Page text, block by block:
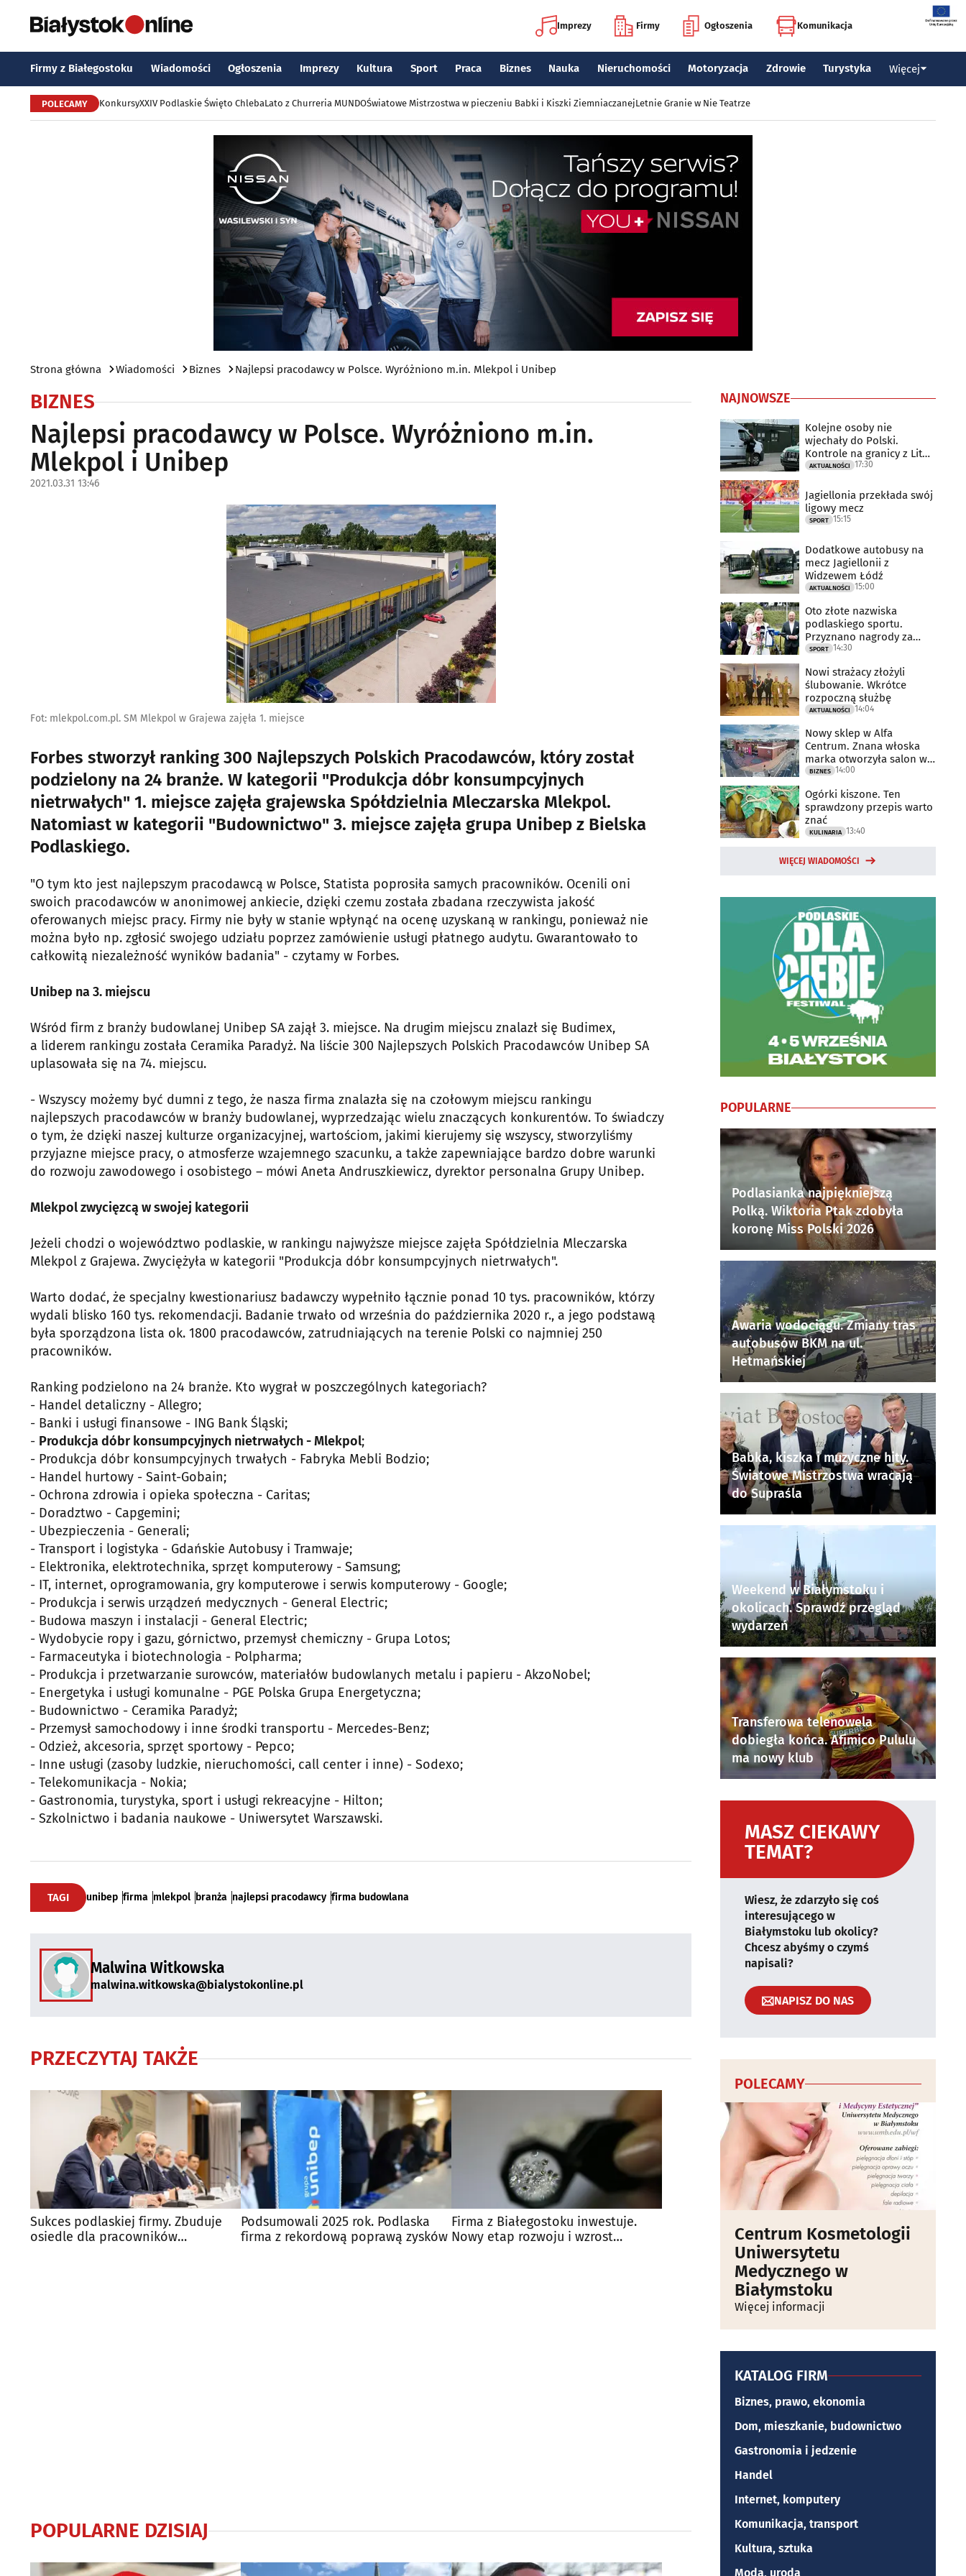
Imprezy Firmy Ogłoszenia Komunikacja
Firmy z Białegostoku Wiadomości Ogłoszenia Imprezy Kultura Sport Praca Biznes Nauka Nieruchomości Motoryzacja Zdrowie Turystyka Więcej
POLECAMY KonkursyXXIV Podlaskie Święto ChlebaLato z Churreria MUNDOŚwiatowe Mistrzostwa w pieczeniu Babki i Kiszki ZiemniaczanejLetnie Granie w Nie Teatrze
Strona główna Wiadomości Biznes Najlepsi pracodawcy w Polsce. Wyróżniono m.in. Mlekpol i Unibep
BIZNES
Najlepsi pracodawcy w Polsce. Wyróżniono m.in.
Mlekpol i Unibep
2021.03.31 13:46
Fot: mlekpol.com.pl. SM Mlekpol w Grajewa zajęła 1. miejsce
Forbes stworzył ranking 300 Najlepszych Polskich Pracodawców, który został
podzielony na 24 branże. W kategorii "Produkcja dóbr konsumpcyjnych
nietrwałych" 1. miejsce zajęła grajewska Spółdzielnia Mleczarska Mlekpol.
Natomiast w kategorii "Budownictwo" 3. miejsce zajęła grupa Unibep z Bielska
Podlaskiego.
"O tym kto jest najlepszym pracodawcą w Polsce, Statista poprosiła samych pracowników. Ocenili oni
swoich pracodawców w anonimowej ankiecie, dzięki czemu została zbadana rzeczywista jakość
oferowanych miejsc pracy. Firmy nie były w stanie wpłynąć na ocenę uzyskaną w rankingu, ponieważ nie
można było np. zgłosić swojego udziału poprzez zamówienie usługi płatnego audytu. Gwarantowało to
całkowitą niezależność wyników badania" - czytamy w Forbes.
Unibep na 3. miejscu
Wśród firm z branży budowlanej Unibep SA zajął 3. miejsce. Na drugim miejscu znalazł się Budimex,
a liderem rankingu została Ceramika Paradyż. Na liście 300 Najlepszych Polskich Pracodawców Unibep SA
uplasowała się na 74. miejscu.
- Wszyscy możemy być dumni z tego, że nasza firma znalazła się na czołowym miejscu rankingu
najlepszych pracodawców w branży budowlanej, wyprzedzając wielu znaczących konkurentów. To świadczy
o tym, że dzięki naszej kulturze organizacyjnej, wartościom, jakimi kierujemy się wszyscy, stworzyliśmy
przyjazne miejsce pracy, o atmosferze wzajemnego szacunku, a także zapewniające bardzo dobre warunki
do rozwoju zawodowego i osobistego – mówi Aneta Andruszkiewicz, dyrektor personalna Grupy Unibep.
Mlekpol zwycięzcą w swojej kategorii
Jeżeli chodzi o województwo podlaskie, w rankingu najwyższe miejsce zajęła Spółdzielnia Mleczarska
Mlekpol z Grajewa. Zwyciężyła w kategorii "Produkcja dóbr konsumpcyjnych nietrwałych".
Warto dodać, że specjalny kwestionariusz badawczy wypełniło łącznie ponad 10 tys. pracowników, którzy
wydali blisko 160 tys. rekomendacji. Badanie trwało od września do października 2020 r., a jego podstawą
była sporządzona lista ok. 1800 pracodawców, zatrudniających na terenie Polski co najmniej 250
pracowników.
Ranking podzielono na 24 branże. Kto wygrał w poszczególnych kategoriach?
- Handel detaliczny - Allegro;
- Banki i usługi finansowe - ING Bank Śląski;
- Produkcja dóbr konsumpcyjnych nietrwałych - Mlekpol;
- Produkcja dóbr konsumpcyjnych trwałych - Fabryka Mebli Bodzio;
- Handel hurtowy - Saint-Gobain;
- Ochrona zdrowia i opieka społeczna - Caritas;
- Doradztwo - Capgemini;
- Ubezpieczenia - Generali;
- Transport i logistyka - Gdańskie Autobusy i Tramwaje;
- Elektronika, elektrotechnika, sprzęt komputerowy - Samsung;
- IT, internet, oprogramowania, gry komputerowe i serwis komputerowy - Google;
- Produkcja i serwis urządzeń medycznych - General Electric;
- Budowa maszyn i instalacji - General Electric;
- Wydobycie ropy i gazu, górnictwo, przemysł chemiczny - Grupa Lotos;
- Farmaceutyka i biotechnologia - Polpharma;
- Produkcja i przetwarzanie surowców, materiałów budowlanych metalu i papieru - AkzoNobel;
- Energetyka i usługi komunalne - PGE Polska Grupa Energetyczna;
- Budownictwo - Ceramika Paradyż;
- Przemysł samochodowy i inne środki transportu - Mercedes-Benz;
- Odzież, akcesoria, sprzęt sportowy - Pepco;
- Inne usługi (zasoby ludzkie, nieruchomości, call center i inne) - Sodexo;
- Telekomunikacja - Nokia;
- Gastronomia, turystyka, sport i usługi rekreacyjne - Hilton;
- Szkolnictwo i badania naukowe - Uniwersytet Warszawski.
TAGI unibep firma mlekpol branża najlepsi pracodawcy firma budowlana
Malwina Witkowska
malwina.witkowska@bialystokonline.pl
PRZECZYTAJ TAKŻE
Sukces podlaskiej firmy. Zbuduje
osiedle dla pracowników
Podsumowali 2025 rok. Podlaska
firma z rekordową poprawą zysków
Firma z Białegostoku inwestuje.
Nowy etap rozwoju i wzrost
POPULARNE DZISIAJ
NAJNOWSZE
Kolejne osoby nie
wjechały do Polski.
Kontrole na granicy z Litwą
trwają
AKTUALNOŚCI 17:30
Jagiellonia przekłada swój
ligowy mecz
SPORT 15:15
Dodatkowe autobusy na
mecz Jagiellonii z
Widzewem Łódź
AKTUALNOŚCI 15:00
Oto złote nazwiska
podlaskiego sportu.
Przyznano nagrody za
2025 rok
SPORT 14:30
Nowi strażacy złożyli
ślubowanie. Wkrótce
rozpoczną służbę
AKTUALNOŚCI 14:04
Nowy sklep w Alfa
Centrum. Znana włoska
marka otworzyła salon w
Białymstoku
BIZNES 14:00
Ogórki kiszone. Ten
sprawdzony przepis warto
znać
KULINARIA 13:40
WIĘCEJ WIADOMOŚCI
POPULARNE
Podlasianka najpiękniejszą
Polką. Wiktoria Ptak zdobyła
koronę Miss Polski 2026
Awaria wodociągu. Zmiany tras
autobusów BKM na ul.
Hetmańskiej
Babka, kiszka i muzyczne hity.
Światowe Mistrzostwa wracają
do Supraśla
Weekend w Białymstoku i
okolicach. Sprawdź przegląd
wydarzeń
Transferowa telenowela
dobiegła końca. Afimico Pululu
ma nowy klub
MASZ CIEKAWY
TEMAT?
Wiesz, że zdarzyło się coś
interesującego w
Białymstoku lub okolicy?
Chcesz abyśmy o czymś
napisali?
NAPISZ DO NAS
POLECAMY
Centrum Kosmetologii
Uniwersytetu
Medycznego w
Białymstoku
Więcej informacji
KATALOG FIRM
Biznes, prawo, ekonomia
Dom, mieszkanie, budownictwo
Gastronomia i jedzenie
Handel
Internet, komputery
Komunikacja, transport
Kultura, sztuka
Moda, uroda